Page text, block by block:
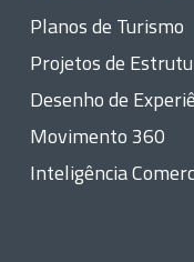
Planos de Turismo
Projetos de
Desenho de
Movimento 360
Inteligência